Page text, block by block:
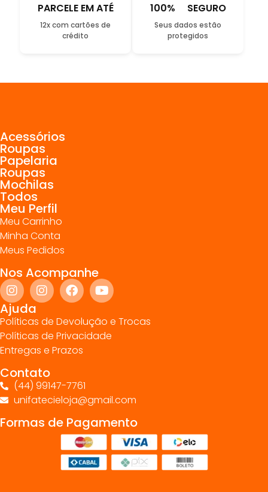
PARCELE EM ATÉ
12x com cartões de
crédito
100% SEGURO
Seus dados estão
protegidos
Acessórios
Roupas
Papelaria
Roupas
Mochilas
Todos
Meu Perfil
Meu Carrinho
Minha Conta
Meus Pedidos
Nos Acompanhe
Ajuda
Políticas de Devolução e Trocas
Políticas de Privacidade
Entregas e Prazos
Contato
(44) 99147-7761
unifatecieloja@gmail.com
Formas de Pagamento